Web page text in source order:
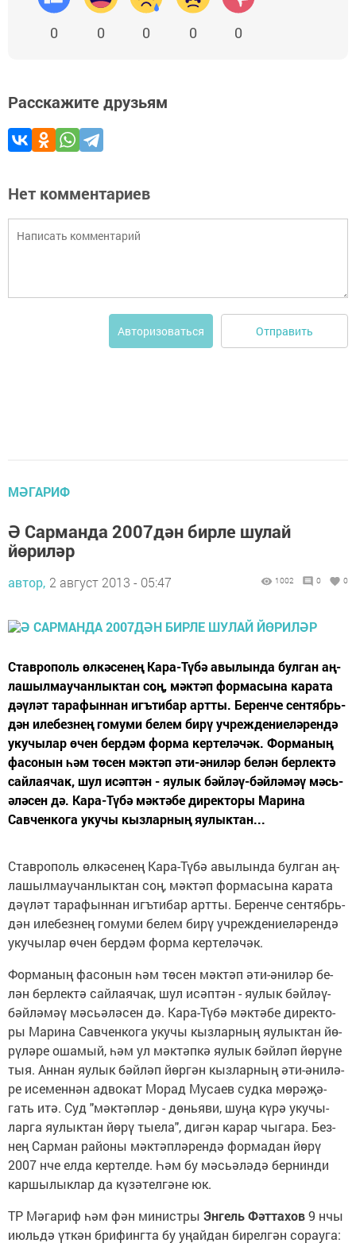
0 0 0 0 0
Расскажите друзьям
Нет комментариев
Авторизоваться Отправить
МӘГАРИФ
Ә Сарманда 2007дән бирле шулай
йөриләр
автор, 2 август 2013 - 05:47 1002 0 0
Став­ро­поль өл­кә­се­нең Ка­ра-Тү­бә авы­лын­да бул­ган аң­
ла­шыл­мау­чан­лык­тан соң, мәк­тәп фор­ма­сы­на ка­ра­та
дәү­ләт та­ра­фын­нан игъ­ти­бар арт­ты. Бе­рен­че сентябрь­
дән иле­без­нең го­му­ми бе­лем би­рү уч­реж­де­ниеләрендә
уку­чы­лар өчен бер­дәм фор­ма кер­те­лә­чәк. Фор­ма­ның
фа­со­нын һәм тө­сен мәк­тәп әти-әни­ләр бе­лән бер­лек­тә
сай­лая­чак, шул исәп­тән - яу­лык бәй­ләү-бәй­лә­мәү мәсь­
ә­лә­сен дә. Ка­ра-Тү­бә мәк­тә­бе ди­рек­то­ры Марина
Савченкога уку­чы кыз­лар­ның яу­лык­тан...
Став­ро­поль өл­кә­се­нең Ка­ра-Тү­бә авы­лын­да бул­ган аң­
ла­шыл­мау­чан­лык­тан соң, мәк­тәп фор­ма­сы­на ка­ра­та
дәү­ләт та­ра­фын­нан игъ­ти­бар арт­ты. Бе­рен­че сентябрь­
дән иле­без­нең го­му­ми бе­лем би­рү уч­реж­де­ниеләрендә
уку­чы­лар өчен бер­дәм фор­ма кер­те­лә­чәк.
Фор­ма­ның фа­со­нын һәм тө­сен мәк­тәп әти-әни­ләр бе­
лән бер­лек­тә сай­лая­чак, шул исәп­тән - яу­лык бәй­ләү-
бәй­лә­мәү мәсь­ә­лә­сен дә. Ка­ра-Тү­бә мәк­тә­бе ди­рек­то­
ры Марина Савченкога уку­чы кыз­лар­ның яу­лык­тан йө­
рү­лә­ре оша­м­ый, һәм ул мәктәпкә яулык бәйләп йөрүне
тыя. Аннан яу­лык бәй­ләп йөр­гән кыз­лар­ның әти-әни­лә­
ре исеменнән адвокат Морад Мусаев суд­ка мө­рә­җә­
гать итә. Суд "мәк­тәп­ләр - дөнь­я­ви, шу­ңа кү­рә уку­чы­
лар­га яу­лык­тан йө­рү ты­е­ла", ди­гән ка­рар чы­га­ра. Без­
нең Сар­ман ра­йо­ны мәк­тәп­лә­рен­дә фор­ма­дан йө­рү
2007 нче ел­да кер­те­л­де. Һәм бу мәсь­ә­лә­дә бер­нин­ди
кар­шы­лык­лар да кү­зә­тел­гә­не юк.
ТР Мә­га­риф һәм фән ми­нист­ры Эн­гель Фәт­та­хов9 нчы
июль­дә үт­кән бри­финг­та бу уңайдан бирелгән сорауга: